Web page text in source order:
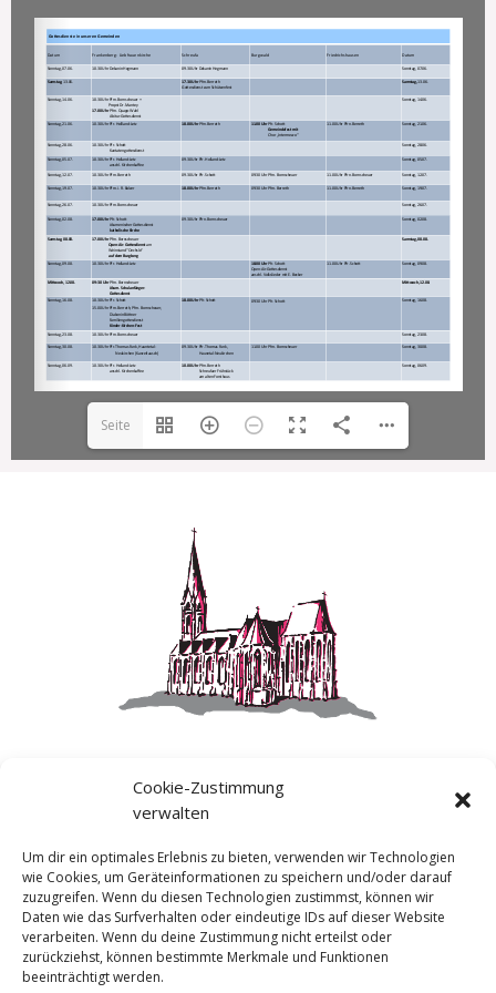
Cookie-Zustimmung
verwalten
Um dir ein optimales Erlebnis zu bieten, verwenden wir Technologien
wie Cookies, um Geräteinformationen zu speichern und/oder darauf
zuzugreifen. Wenn du diesen Technologien zustimmst, können wir
Daten wie das Surfverhalten oder eindeutige IDs auf dieser Website
verarbeiten. Wenn du deine Zustimmung nicht erteilst oder
zurückziehst, können bestimmte Merkmale und Funktionen
beeinträchtigt werden.
Seite
Weitere Links
Impressum
Datenschutz